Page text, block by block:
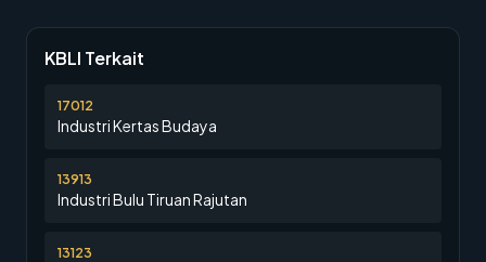
KBLI Terkait
17012
Industri Kertas Budaya
13913
Industri Bulu Tiruan Rajutan
13123